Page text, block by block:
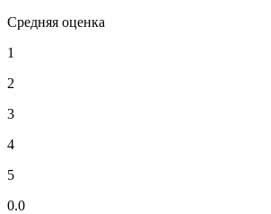
Средняя оценка
1
2
3
4
5
0.0